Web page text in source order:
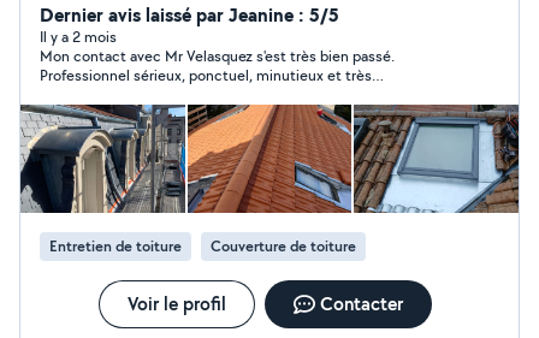
démoussage...etc) Toiture complète Réfection de
toiture. ...
Dernier avis laissé par Jeanine : 5/5
Il y a 2 mois
Mon contact avec Mr Velasquez s'est très bien passé.
Professionnel sérieux, ponctuel, minutieux et très
Entretien de toiture Couverture de toiture
Voir le profil Contacter